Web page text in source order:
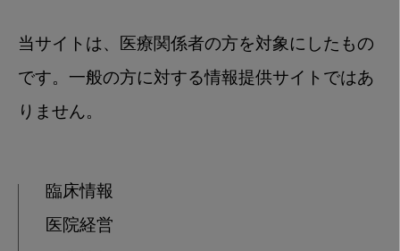
当サイトは、医療関係者の方を対象にしたもの
です。一般の方に対する情報提供サイトではあ
りません。
臨床情報
医院経営